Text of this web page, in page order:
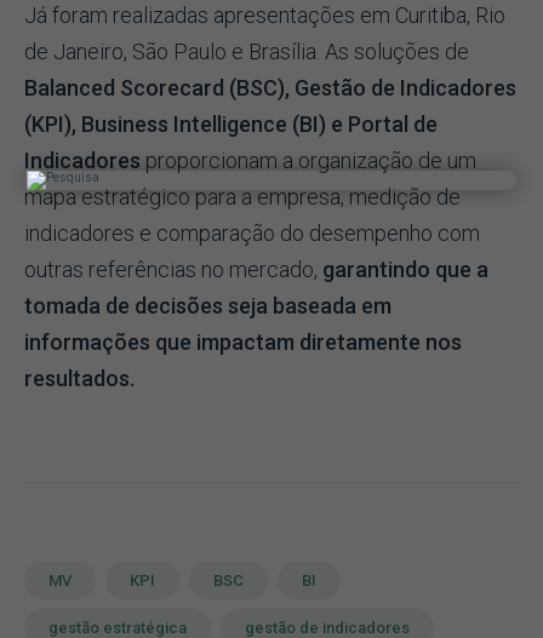
Já foram realizadas apresentações em Curitiba, Rio
de Janeiro, São Paulo e Brasília. As soluções de
Balanced Scorecard (BSC), Gestão de Indicadores
(KPI), Business Intelligence (BI) e Portal de
Indicadores proporcionam a organização de um
mapa estratégico para a empresa, medição de
indicadores e comparação do desempenho com
outras referências no mercado, garantindo que a
tomada de decisões seja baseada em
informações que impactam diretamente nos
resultados.
MV KPI BSC BI
gestão estratégica gestão de indicadores